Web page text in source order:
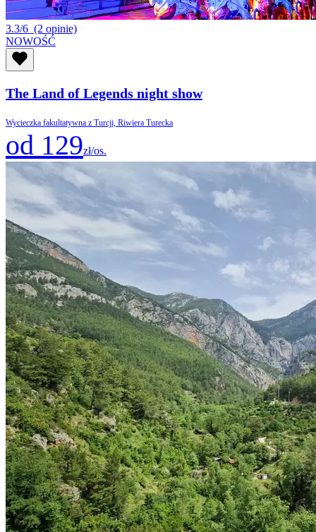
3.3/6 (2 opinie)
NOWOŚĆ
The Land of Legends night show
Wycieczka fakultatywna z Turcji, Riwiera Turecka
od 129zł/os.